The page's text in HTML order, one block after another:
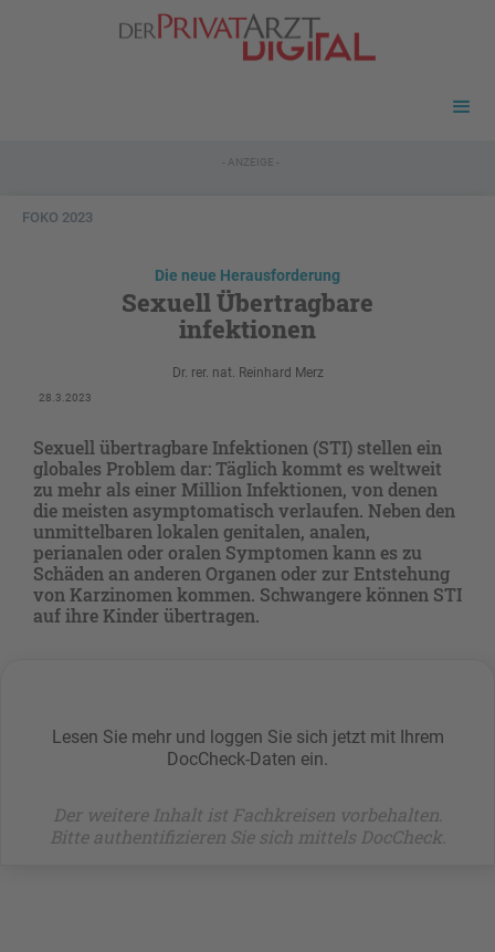
- ANZEIGE -
FOKO 2023
Die neue Herausforderung
Sexuell Übertragbare
infektionen
Dr. rer. nat. Reinhard Merz
28.3.2023
Sexuell übertragbare Infektionen (STI) stellen ein
globales Problem dar: Täglich kommt es weltweit
zu mehr als einer Million Infektionen, von denen
die meisten asymptomatisch verlaufen. Neben den
unmittelbaren lokalen genitalen, analen,
perianalen oder oralen Symptomen kann es zu
Schäden an anderen Organen oder zur Entstehung
von Karzinomen kommen. Schwangere können STI
auf ihre ­Kinder übertragen.
Lesen Sie mehr und loggen Sie sich jetzt mit Ihrem
DocCheck-Daten ein.
Der weitere Inhalt ist Fachkreisen vorbehalten.
Bitte authentifizieren Sie sich mittels DocCheck.